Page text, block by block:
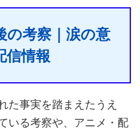
の考察｜涙の意
信情報
た事実を踏まえたうえ
いる考察や、アニメ・配